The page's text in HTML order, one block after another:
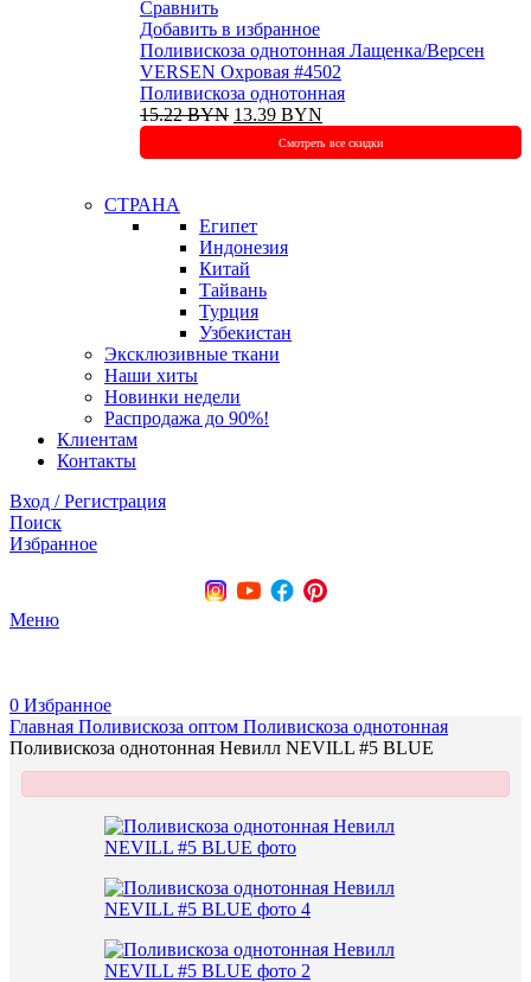
Сравнить
Добавить в избранное
Поливискоза однотонная Лащенка/Версен
VERSEN Охровая #4502
Поливискоза однотонная
15.22BYN Первоначальная
составляла
13.39 BYN
13.39 BYN.
Смотреть все скидки
СТРАНА
Египет
Индонезия
Китай
Тайвань
Турция
Узбекистан
Эксклюзивные ткани
Наши хиты
Новинки недели
Распродажа до 90%!
Клиентам
Контакты
Вход / Регистрация
Поиск
Избранное
Меню
0 Избранное
Главная Поливискоза оптом Поливискоза однотонная
Поливискоза однотонная Невилл NEVILL #5 BLUE